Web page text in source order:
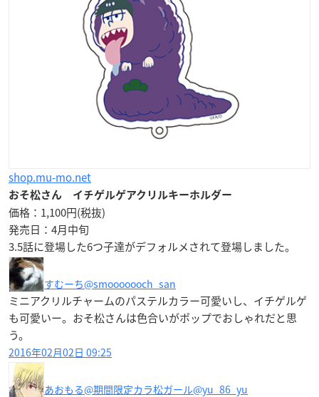
shop.mu-mo.net
おそ松さん イチゲルゲアクリルキーホルダー
価格：1,100円(税抜)
発売日：4月中旬
3.5話に登場した6つ子達がデフォルメされて登場しました。
すむーち@smooooooch_san
ミニアクリルチャームのパステルカラー可愛いし、イチゲルゲ
も可愛いー。おそ松さんは色合いがポップでおしゃれだと思
う。
2016年02月02日 09:25
あおもる@期間限定カラ松ガール@yu_86_yu